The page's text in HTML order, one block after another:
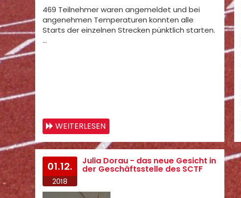
469 Teilnehmer waren angemeldet und bei
angenehmen Temperaturen konnten alle
Starts der einzelnen Strecken pünktlich starten.
…
WEITERLESEN
01.12.
2018
Julia Dorau - das neue Gesicht in
der Geschäftsstelle des SCTF